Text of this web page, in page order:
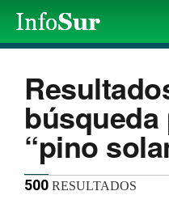
búsqueda
“pino
500 RESULTADOS